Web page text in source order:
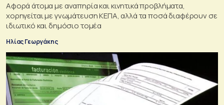
Αφορά άτομα με αναπηρία και κινητικά προβλήματα,
χορηγείται με γνωμάτευση ΚΕΠΑ, αλλά τα ποσά διαφέρουν σε
ιδιωτικό και δημόσιο τομέα
Ηλίας Γεωργάκης